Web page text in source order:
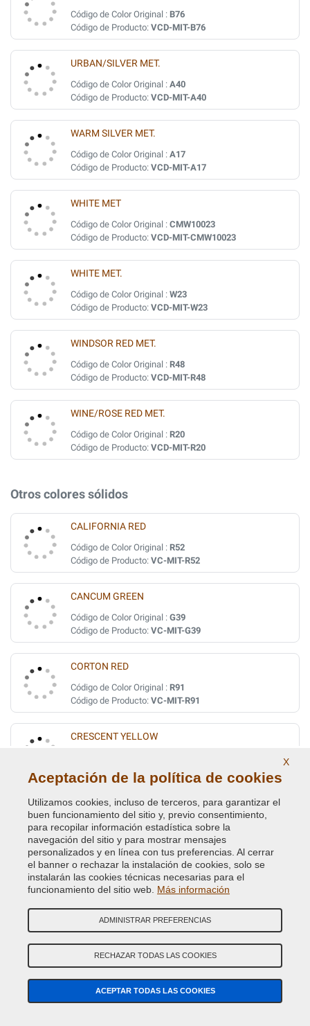
Código de Color Original : B76
Código de Producto: VCD-MIT-B76
URBAN/SILVER MET.
Código de Color Original : A40
Código de Producto: VCD-MIT-A40
WARM SILVER MET.
Código de Color Original : A17
Código de Producto: VCD-MIT-A17
WHITE MET
Código de Color Original : CMW10023
Código de Producto: VCD-MIT-CMW10023
WHITE MET.
Código de Color Original : W23
Código de Producto: VCD-MIT-W23
WINDSOR RED MET.
Código de Color Original : R48
Código de Producto: VCD-MIT-R48
WINE/ROSE RED MET.
Código de Color Original : R20
Código de Producto: VCD-MIT-R20
Otros colores sólidos
CALIFORNIA RED
Código de Color Original : R52
Código de Producto: VC-MIT-R52
CANCUM GREEN
Código de Color Original : G39
Código de Producto: VC-MIT-G39
CORTON RED
Código de Color Original : R91
Código de Producto: VC-MIT-R91
CRESCENT YELLOW
Código de Producto:
VC-MIT-Y51
DK.BROWN(U.HOOD OF C91)VEDI C41 6799/
Código de Color Original : C91
Código de Producto:VC-MIT-C91
LAMPBLACK
Código de Color Original :X94
Código de Producto:VC-MIT-X94
MONACO RED
Código de Color Original :R82
Código de Producto:VC-MIT-R82
X
Aceptación de la política de cookies
Utilizamos cookies, incluso de terceros, para garantizar el
buen funcionamiento del sitio y, previo consentimiento,
para recopilar información estadística sobre la
navegación del sitio y para mostrar mensajes
personalizados y en línea con tus preferencias. Al cerrar
el banner o rechazar la instalación de cookies, solo se
instalarán las cookies técnicas necesarias para el
funcionamiento del sitio web. Más información
ADMINISTRAR PREFERENCIAS
RECHAZAR TODAS LAS COOKIES
ACEPTAR TODAS LAS COOKIES